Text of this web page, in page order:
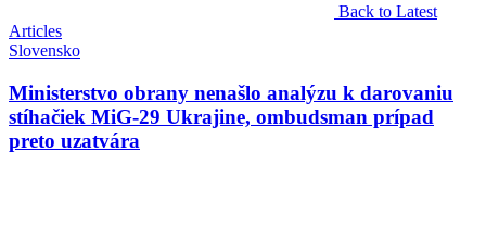
Back to Latest
Articles
Slovensko
Ministerstvo obrany nenašlo analýzu k darovaniu
stíhačiek MiG-29 Ukrajine, ombudsman prípad
preto uzatvára